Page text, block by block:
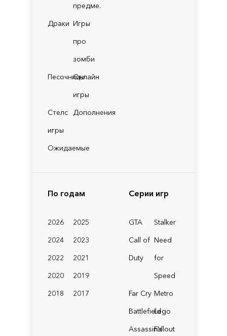
предме.
Драки Игры
про
зомби
ПесочницыОнлайн
игры
Стелс
игры
Дополнения
Ожидаемые
По годам
2026
2025
2024
2023
2022
2021
2020
2019
2018
2017
Серии игр
GTA
Stalker
Call of
Duty
Need
for
Speed
Far Cry Metro
BattlefieldLego
Assassin'sFallout